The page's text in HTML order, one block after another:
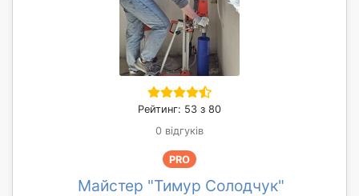
Рейтинг: 53 з 80
0 відгуків
PRO
Майстер "Тимур Солодчук"